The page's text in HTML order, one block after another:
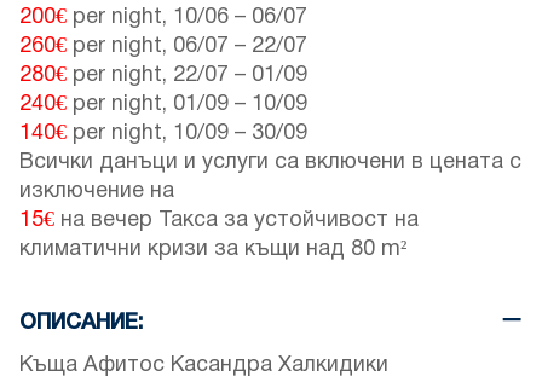
200€ per night, 10/06 – 06/07
260€ per night, 06/07 – 22/07
280€ per night, 22/07 – 01/09
240€ per night, 01/09 – 10/09
140€ per night, 10/09 – 30/09
Всички данъци и услуги са включени в цената с
изключение на
15€ на вечер Такса за устойчивост на
климатични кризи за къщи над 80 m²
ОПИСАНИЕ:
Къща Афитос Касандра Халкидики